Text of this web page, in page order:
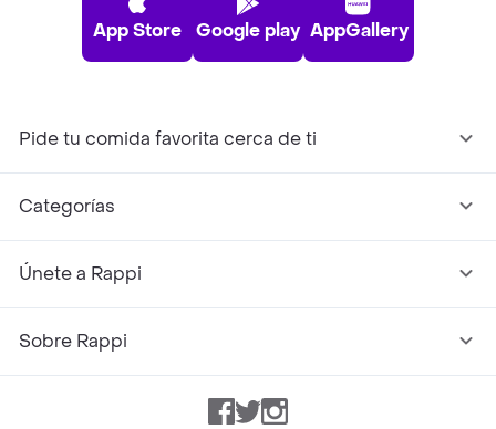
App Store Google play AppGallery
Pide tu comida favorita cerca de ti
Categorías
Únete a Rappi
Sobre Rappi
Facebook
TwitterInstagram